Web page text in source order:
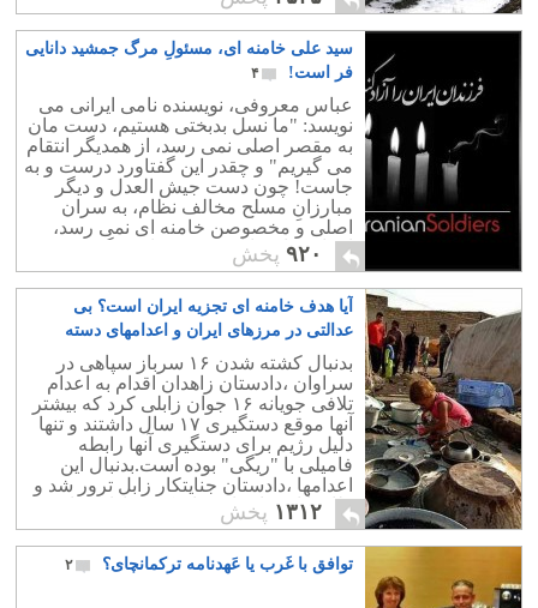
نیرو را به عهده گرفت....
سید علی خامنه ای، مسئولِ مرگ جمشید دانایی
فر است!
۴
عباس معروفی، نویسنده نامی ایرانی می
نویسد: "ما نسل بدبختی هستیم، دست مان
به مقصر اصلی نمی رسد، از همدیگر انتقام
می گیریم" و چقدر این گفتاورد درست و به
جاست! چون دست جیش العدل و دیگر
مبارزانِ مسلح مخالف نظام، به سران
اصلی و مخصوصن خامنه ای نمی رسد،
انتقام شان را از جمشید ها می گیرند!
۹۲۰ پخش
آیا هدف خامنه ای تجزیه ایران است؟ بی
عدالتی در مرزهای ایران و اعدامهای دسته
جمعی
بدنبال کشته شدن ۱۶ سرباز سپاهی در
سراوان ،دادستان زاهدان اقدام به اعدام
تلافی جویانه ۱۶ جوان زابلی کرد که بیشتر
آنها موقع دستگیری ۱۷ سال داشتند و تنها
دلیل رژیم برای دستگیری آنها رابطه
فامیلی با "ریگی" بوده است.بدنبال این
اعدامها ،دادستان جنایتکار زابل ترور شد و
ظاهرا این داستان برادرکشی ادامه دارد.
۱۳۱۲ پخش
توافق با غَرب یا عَهدنامه ترکمانچای؟ ۲